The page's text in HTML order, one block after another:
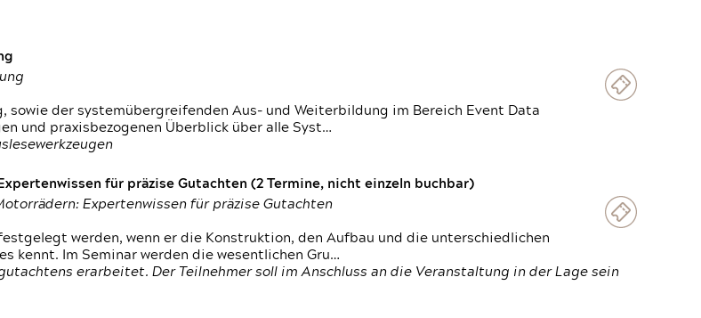
sowie der systemübergreifenden Aus- und Weiterbildung im Bereich Event Data
und praxisbezogenen Überblick über alle Syst…
für präzise Gutachten (2 Termine, nicht einzeln buchbar)
Expertenwissen für präzise Gutachten
werden, wenn er die Konstruktion, den Aufbau und die unterschiedlichen
kennt. Im Seminar werden die wesentlichen Gru…
erarbeitet. Der Teilnehmer soll im Anschluss an die Veranstaltung in der Lage sein